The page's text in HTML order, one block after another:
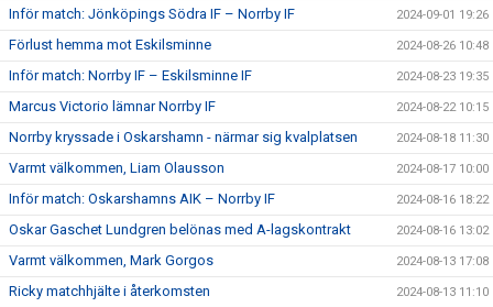
Inför match: Jönköpings Södra IF – Norrby IF 2024-09-01 19:26
Förlust hemma mot Eskilsminne 2024-08-26 10:48
Inför match: Norrby IF – Eskilsminne IF 2024-08-23 19:35
Marcus Victorio lämnar Norrby IF 2024-08-22 10:15
Norrby kryssade i Oskarshamn - närmar sig kvalplatsen 2024-08-18 11:30
Varmt välkommen, Liam Olausson 2024-08-17 10:00
Inför match: Oskarshamns AIK – Norrby IF 2024-08-16 18:22
Oskar Gaschet Lundgren belönas med A-lagskontrakt 2024-08-16 13:02
Varmt välkommen, Mark Gorgos 2024-08-13 17:08
Ricky matchhjälte i återkomsten 2024-08-13 11:10